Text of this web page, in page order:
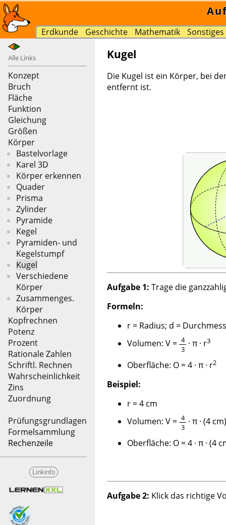
Erdkunde Geschichte Mathematik Sonstiges
Alle Links
Konzept
Bruch
Fläche
Funktion
Gleichung
Größen
Körper
Bastelvorlage
Karel 3D
Körper erkennen
Quader
Prisma
Zylinder
Pyramide
Kegel
Pyramiden- und
Kegelstumpf
Kugel
Verschiedene
Körper
Zusammenges.
Körper
Kopfrechnen
Potenz
Prozent
Rationale Zahlen
Schriftl. Rechnen
Wahrscheinlichkeit
Zins
Zuordnung
Prüfungsgrundlagen
Formelsammlung
Rechenzeile
Linkinfo
Kugel
Die Kugel ist ein Körper, bei
entfernt ist.
Aufgabe 1: Trage die
Formeln:
r = Radius; d =
Volumen: V = 4
3
· π · r3
Oberfläche: O = 4 · π · r2
Beispiel:
r = 4 cm
Volumen: V = 4
3
· π · (4 cm)
Oberfläche: O = 4 · π · (4
Aufgabe 2: Klick das richtige